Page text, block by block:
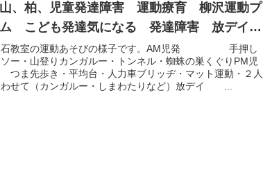
、柏、児童発達障害 運動療育 柳沢運動プ
ム こども発達気になる 発達障害 放デイ
学習障害 LD ADHD アスペルガー症候群
石教室の運動あそびの様子です。AM児発 手押し
ー・山登りカンガルー・トンネル・蜘蛛の巣くぐりPM児
歩き・平均台・人力車ブリッヂ・マット運動・２人
わせて（カンガルー・しまわたりなど）放デイ ...